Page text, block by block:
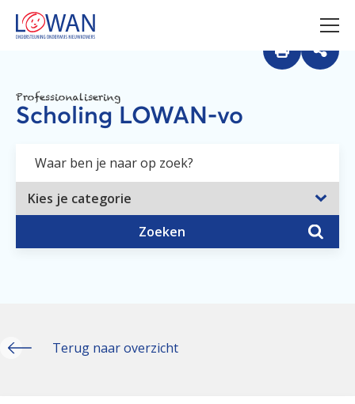
Professionalisering
Scholing LOWAN-vo
Zoeken
Terug naar overzicht